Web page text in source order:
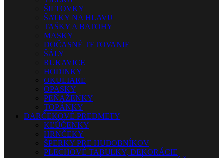
ŠILTOVKY
ŠATKY NA HLAVU
TAŠKY A BATOHY
MASKY
DOČASNÉ TETOVANIE
ŠÁLY
RUKAVICE
HODINKY
OKULIARE
OPASKY
PEŇAŽENKY
TOPÁNKY
DARČEKOVÉ PREDMETY
KĽÚČENKY
HRNČEKY
ŠPERKY PRE HUDOBNÍKOV
PLECHOVÉ TABUĽKY, DEKORÁCIE